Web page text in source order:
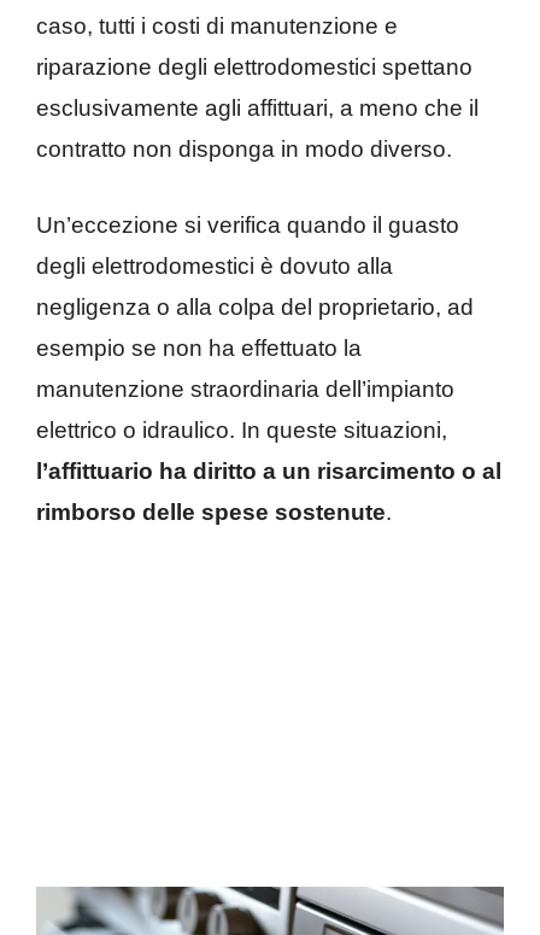
caso, tutti i costi di manutenzione e
riparazione degli elettrodomestici spettano
esclusivamente agli affittuari, a meno che il
contratto non disponga in modo diverso.
Un’eccezione si verifica quando il guasto
degli elettrodomestici è dovuto alla
negligenza o alla colpa del proprietario, ad
esempio se non ha effettuato la
manutenzione straordinaria dell’impianto
elettrico o idraulico. In queste situazioni,
l’affittuario ha diritto a un risarcimento o al
rimborso delle spese sostenute.